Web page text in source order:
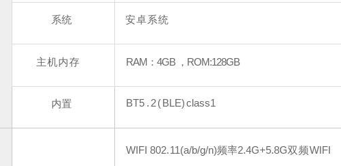
系统 安卓系统
主机内存 RAM：4GB ，ROM:128GB
内置 BT5 .2(BLE)class1
WIFI 802.11(a/b/g/n)频率2.4G+5.8G双频WIFI